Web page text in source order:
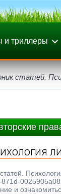
и триллеры
статей.
и